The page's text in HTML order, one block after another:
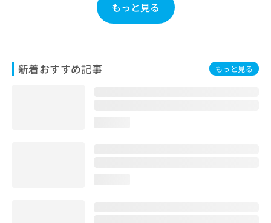
もっと見る
新着おすすめ記事 もっと見る
せ